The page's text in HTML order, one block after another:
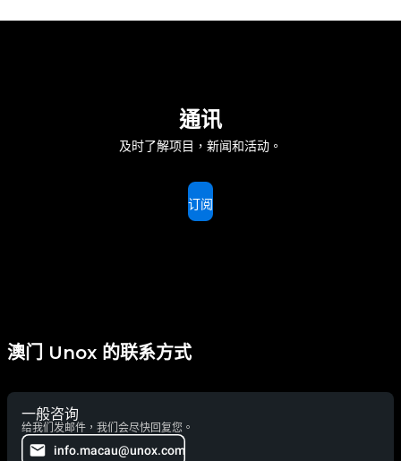
通讯
及时了解项目，新闻和活动。
订阅
澳门 Unox 的联系方式
一般咨询
给我们发邮件，我们会尽快回复您。
info.macau@unox.com